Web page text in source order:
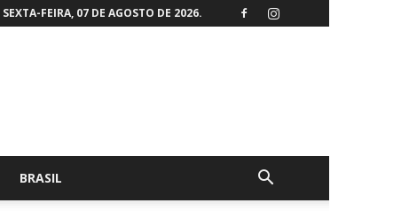
SEXTA-FEIRA, 07 DE AGOSTO DE 2026.
BRASIL